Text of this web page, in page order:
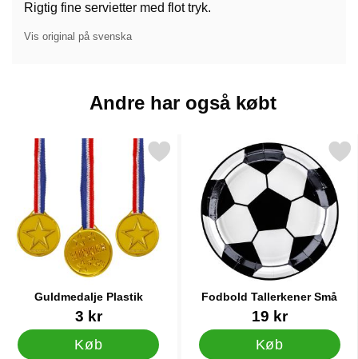
Rigtig fine servietter med flot tryk.
Vis original på svenska
Andre har også købt
Guldmedalje Plastik
Varenr 124823 kr
Køb
Markér guldmedalje Plastik som favorit
Fodbold Tallerkener Små
Varenr 2113819 kr
Køb
Markér fodbold